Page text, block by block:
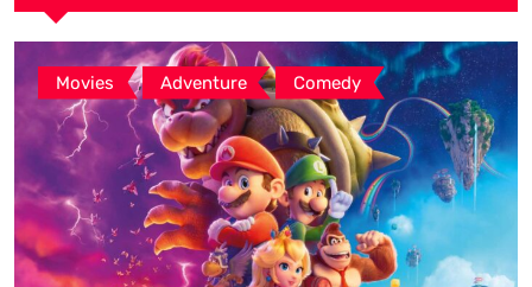
Movies , Adventure , Comedy